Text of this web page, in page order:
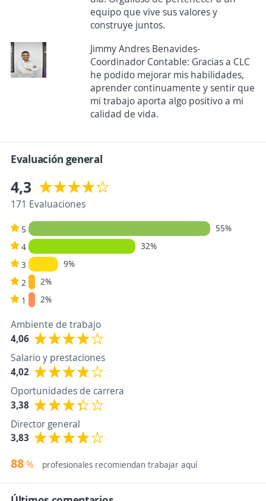
equipo que vive sus valores y
construye juntos.
Jimmy Andres Benavides-
Coordinador Contable: Gracias a CLC
he podido mejorar mis habilidades,
aprender continuamente y sentir que
mi trabajo aporta algo positivo a mi
calidad de vida.
Evaluación general
4,3
171 Evaluaciones
5
55%
4
32%
3
9%
2
2%
1
2%
Ambiente de trabajo
4,06
Salario y prestaciones
4,02
Oportunidades de carrera
3,38
Director general
3,83
88% profesionales recomiendan trabajar aquí